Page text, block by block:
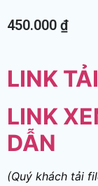
450.000 ₫
LINK
LINK
DẪN
(Quý khách tải